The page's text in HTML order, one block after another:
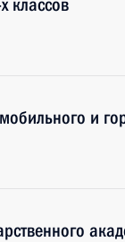
классов
и